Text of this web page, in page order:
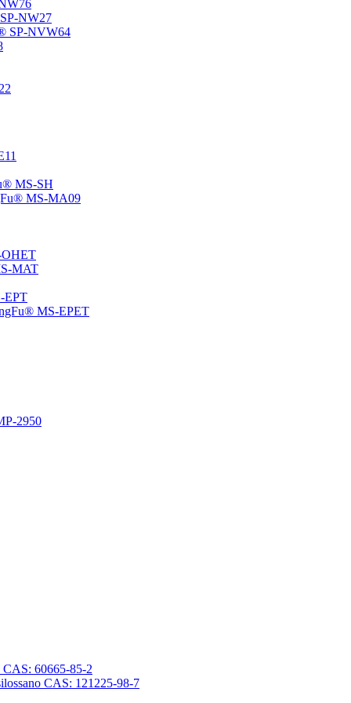
NW27
SP-NVW64
MS-SH
MS-MA09
OHET
MAT
EPT
MS-EPET
2950
CAS: 60665-85-2
CAS: 121225-98-7